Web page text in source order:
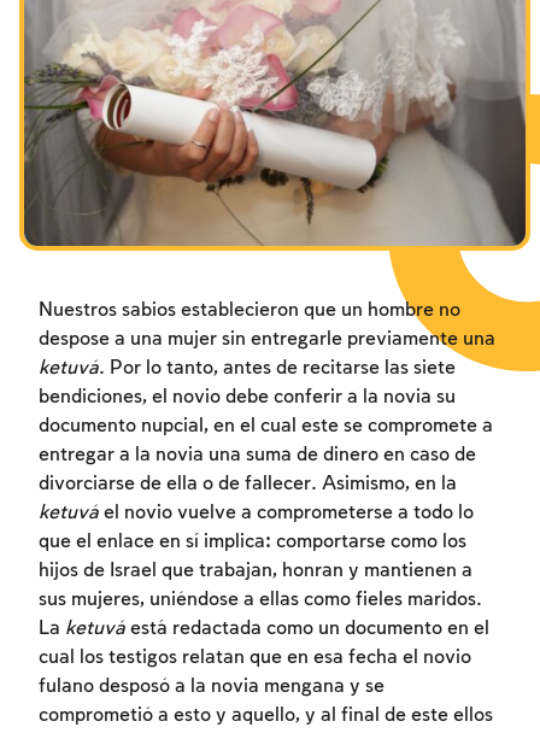
Los ayunos por la destrucción del Templo
Janucá
Purim
Nuestros sabios establecieron que un hombre no
despose a una mujer sin entregarle previamente una
ketuvá. Por lo tanto, antes de recitarse las siete
bendiciones, el novio debe conferir a la novia su
documento nupcial, en el cual este se compromete a
entregar a la novia una suma de dinero en caso de
divorciarse de ella o de fallecer. Asimismo, en la
ketuvá el novio vuelve a comprometerse a todo lo
que el enlace en sí implica: comportarse como los
hijos de Israel que trabajan, honran y mantienen a
sus mujeres, uniéndose a ellas como fieles maridos.
La ketuvá está redactada como un documento en el
cual los testigos relatan que en esa fecha el novio
fulano desposó a la novia mengana y se
comprometió a esto y aquello, y al final de este ellos